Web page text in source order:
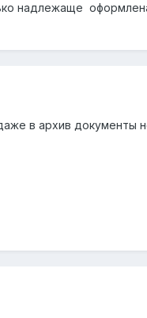
надлежаще
в архив документы